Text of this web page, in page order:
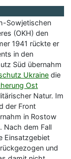
Sowjetischen
(OKH) den
1941 rückte er
in den
Süd übernahm
Ukraine die
Ost
Natur. Im
der Front
in Rostow
Nach dem Fall
Einsatzgebiet
und